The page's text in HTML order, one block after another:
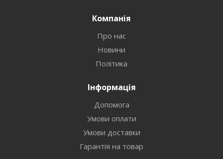
Компанія
Про нас
Новини
Політика
Інформація
Допомога
Умови оплати
Умови доставки
Гарантія на товар